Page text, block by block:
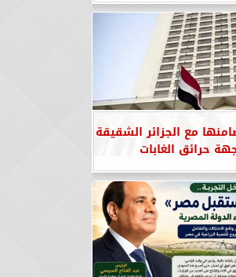
مع الجزائر الشقيقة
حرائق الغابات